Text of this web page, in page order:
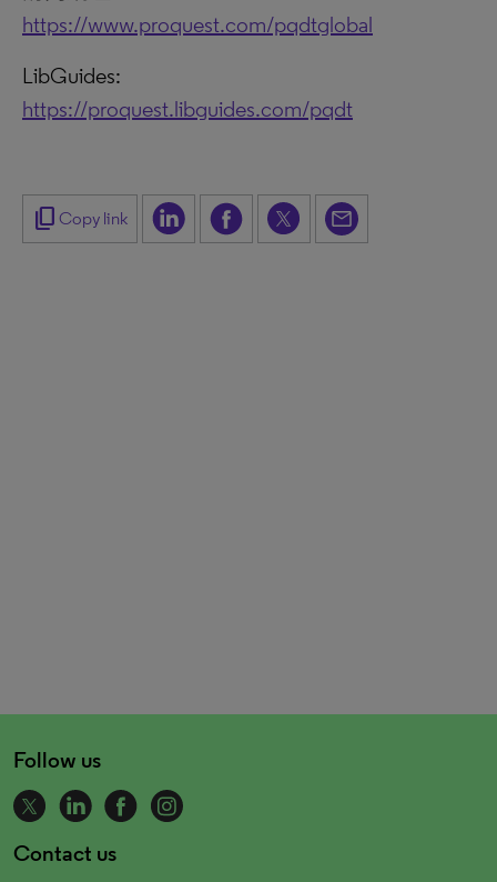
https://www.proquest.com/pqdtglobal
LibGuides:
https://proquest.libguides.com/pqdt
content_copy Copy link
Follow us
Contact us